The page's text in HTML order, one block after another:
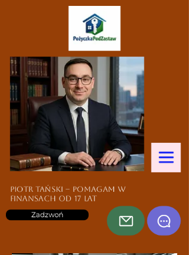
Zadzwoń
Piotr Tański – pomagam w
finansach od 17 lat